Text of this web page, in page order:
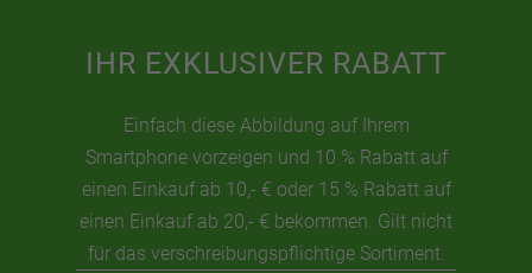
IHR EXKLUSIVER RABATT
Einfach diese Abbildung auf Ihrem
Smartphone vorzeigen und 10 % Rabatt auf
einen Einkauf ab 10,- € oder 15 % Rabatt auf
einen Einkauf ab 20,- € bekommen. Gilt nicht
für das verschreibungspflichtige Sortiment.